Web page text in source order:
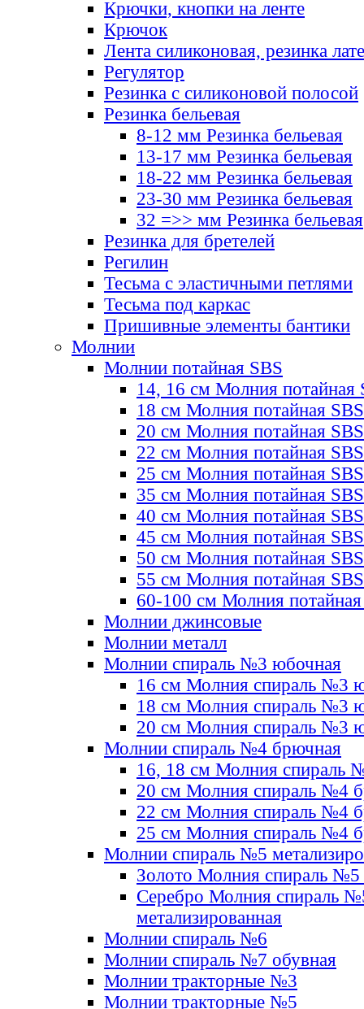
Крючки, кнопки на ленте
Крючок
Лента силиконовая, резинка
Регулятор
Резинка с силиконовой полосой
Резинка бельевая
8-12 мм Резинка бельевая
13-17 мм Резинка бельевая
18-22 мм Резинка бельевая
23-30 мм Резинка бельевая
32 =>> мм Резинка бельевая
Резинка для бретелей
Регилин
Тесьма с эластичными петлями
Тесьма под каркас
Пришивные элементы бантики
Молнии
Молнии потайная SBS
14, 16 см Молния потайная
18 см Молния потайная SBS
20 см Молния потайная SBS
22 см Молния потайная SBS
25 см Молния потайная SBS
35 см Молния потайная SBS
40 см Молния потайная SBS
45 см Молния потайная SBS
50 см Молния потайная SBS
55 см Молния потайная SBS
60-100 см Молния
Молнии джинсовые
Молнии металл
Молнии спираль №3 юбочная
16 см Молния спираль №3
18 см Молния спираль №3
20 см Молния спираль №3
Молнии спираль №4 брючная
16, 18 см Молния спираль
20 см Молния спираль №4
22 см Молния спираль №4
25 см Молния спираль №4
Молнии спираль №5
Золото Молния спираль №5
Серебро Молния спираль
метализированная
Молнии спираль №6
Молнии спираль №7 обувная
Молнии тракторные №3
Молнии тракторные №5